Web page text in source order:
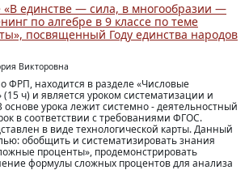
«В единстве — сила, в многообразии —
по алгебре в 9 классе по теме
посвященный Году единства народов
Викторовна
ФРП, находится в разделе «Числовые
(15 ч) и является уроком систематизации и
урока лежит системно - деятельностный
в соответствии с требованиями ФГОС.
в виде технологической карты. Данный
обобщить и систематизировать знания
проценты», продемонстрировать
формулы сложных процентов для анализа